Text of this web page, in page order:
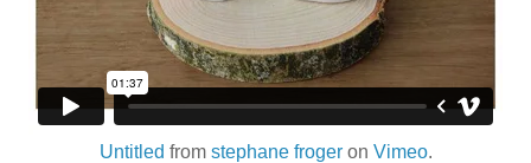
Untitled from stephane frogeron Vimeo.